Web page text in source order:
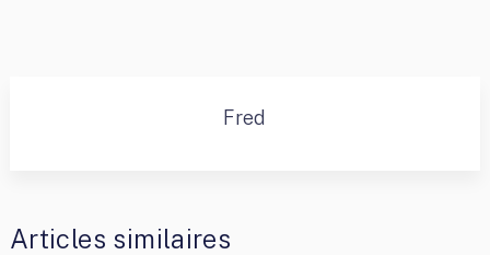
Fred
Articles similaires